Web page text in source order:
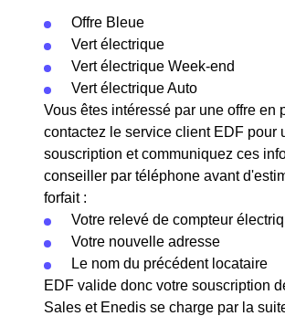
Offre Bleue
Vert électrique
Vert électrique Week-end
Vert électrique Auto
Vous êtes intéressé par une offre en
contactez le service client EDF pour
souscription et communiquez ces
conseiller par téléphone avant
forfait :
Votre relevé de compteur
Votre nouvelle adresse
Le nom du précédent locataire
EDF valide donc votre souscription
Sales et Enedis se charge par la